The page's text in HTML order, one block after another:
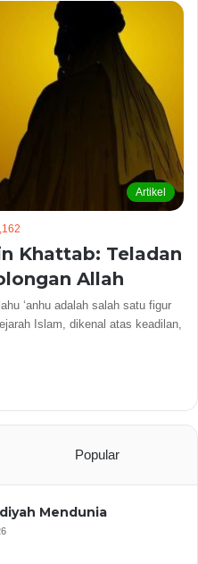
Artikel
Khattab: Teladan
Allah
‘anhu adalah salah satu figur
Islam, dikenal atas keadilan,
Popular
Mendunia